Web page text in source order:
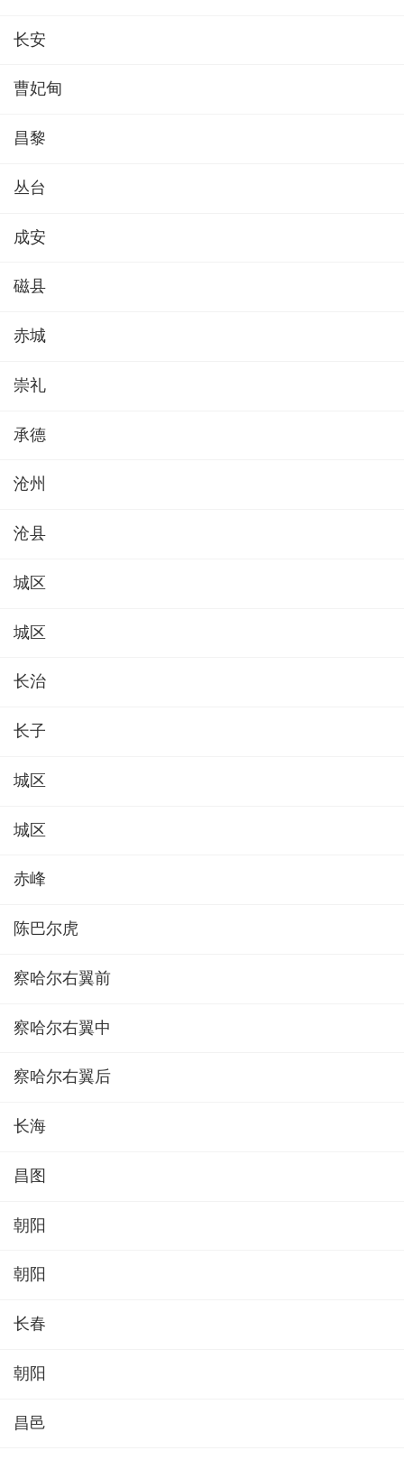
长安
曹妃甸
昌黎
丛台
成安
磁县
赤城
崇礼
承德
沧州
沧县
城区
城区
长治
长子
城区
城区
赤峰
陈巴尔虎
察哈尔右翼前
察哈尔右翼中
察哈尔右翼后
长海
昌图
朝阳
朝阳
长春
朝阳
昌邑